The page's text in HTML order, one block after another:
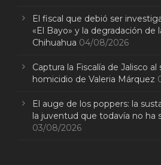
El fiscal que debió ser
«El Bayo» y la degradación de
Chihuahua 04/08/2026
Captura la Fiscalía de Jalisco
homicidio de Valeria Márquez
El auge de los poppers: la
la juventud que todavía no ha
03/08/2026